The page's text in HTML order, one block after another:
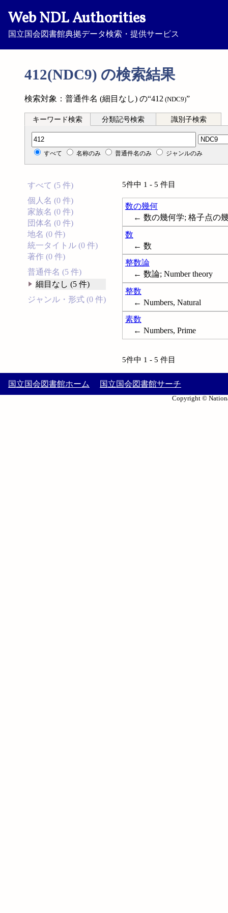
Web NDL Authorities
国立国会図書館典拠データ検索・提供サービス
412(NDC9) の検索結果
検索対象：普通件名 (細目なし) の“412 (NDC9)”
キーワード検索 分類記号検索 識別子検索
分類記号検索
すべて 名称のみ 普通件名のみ ジャンルのみ
すべて (5 件)
個人名 (0 件)
家族名 (0 件)
団体名 (0 件)
地名 (0 件)
統一タイトル (0 件)
著作 (0 件)
普通件名 (5 件)
細目なし (5 件)
ジャンル・形式 (0 件)
5件中 1 - 5 件目
数の幾何
← 数の幾何学; 格子点の幾
数
← 数
整数論
← 数論; Number theory
整数
← Numbers, Natural
素数
← Numbers, Prime
5件中 1 - 5 件目
国立国会図書館ホーム 国立国会図書館サーチ
Copyright ©